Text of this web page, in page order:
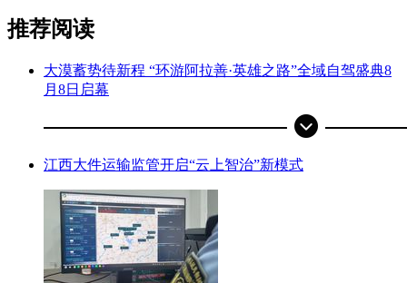
推荐阅读
大漠蓄势待新程 “环游阿拉善·英雄之路”全域自驾盛典8
月8日启幕
江西大件运输监管开启“云上智治”新模式